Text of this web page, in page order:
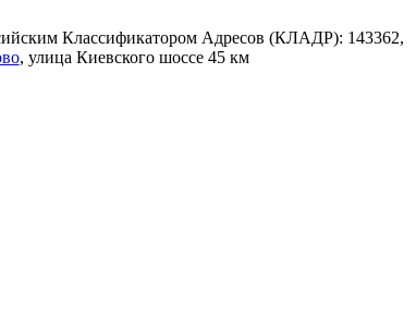
Классификатором Адресов (КЛАДР): 143362,
, улица Киевского шоссе 45 км